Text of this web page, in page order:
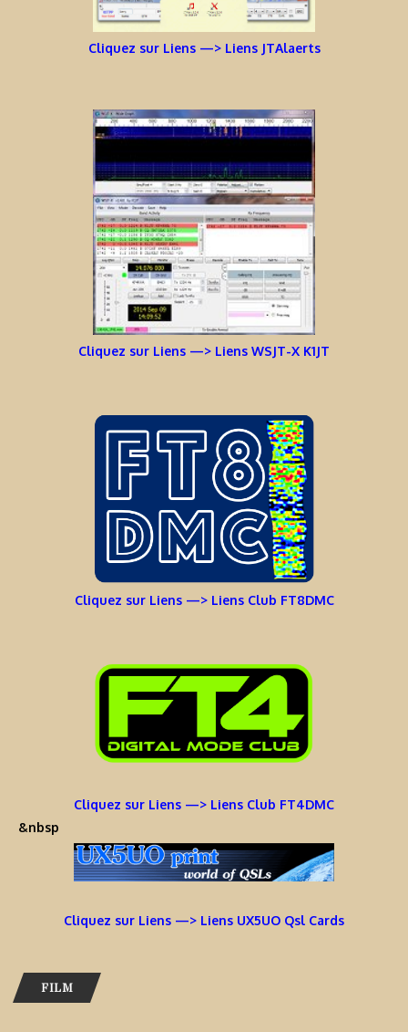
Cliquez sur Liens —> Liens JTAlaerts
Cliquez sur Liens —> Liens WSJT-X K1JT
Cliquez sur Liens —> Liens Club FT8DMC
Cliquez sur Liens —> Liens Club FT4DMC
&nbsp
Cliquez sur Liens —> Liens UX5UO Qsl Cards
FILM